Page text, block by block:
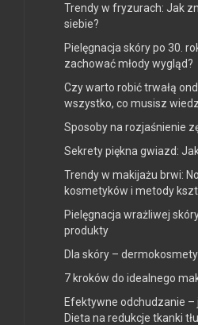
Trendy w fryzurach: Jak
siebie?
Pielęgnacja skóry po 30.
zachować młody wygląd?
Czy warto robić trwałą
wszystko, co musisz
Sposoby na rozjaśnienie
Sekrety piękna gwiazd:
Trendy w makijażu brwi:
kosmetyków i metody
Pielęgnacja wrażliwej
produkty
Dla skóry –
7 kroków do idealnego
Efektywne odchudzanie –
Dieta na redukcje tkanki